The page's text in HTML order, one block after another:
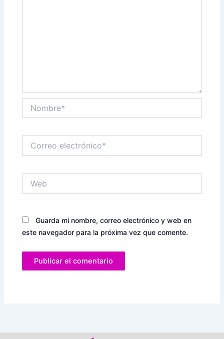
electrónico*
Guarda mi nombre, correo electrónico y web en
este navegador para la próxima vez que comente.